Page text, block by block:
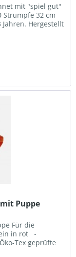
mit "spiel gut"
Strümpfe 32 cm
Hergestellt
Puppe
Für die
in rot -
Tex geprüfte